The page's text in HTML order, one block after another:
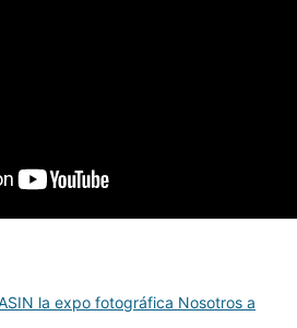
la expo fotográfica Nosotros a